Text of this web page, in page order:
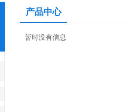
产品中心
暂时没有信息